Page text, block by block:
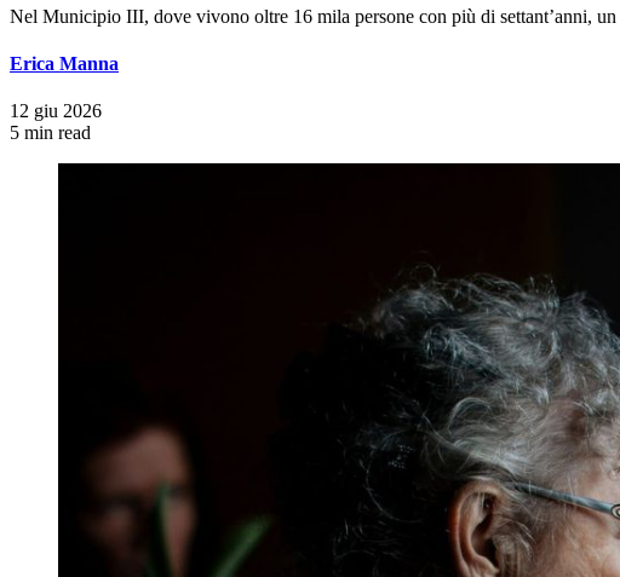
Nel Municipio III, dove vivono oltre 16 mila persone con più di settant’anni,
Erica Manna
12 giu 2026
5 min read